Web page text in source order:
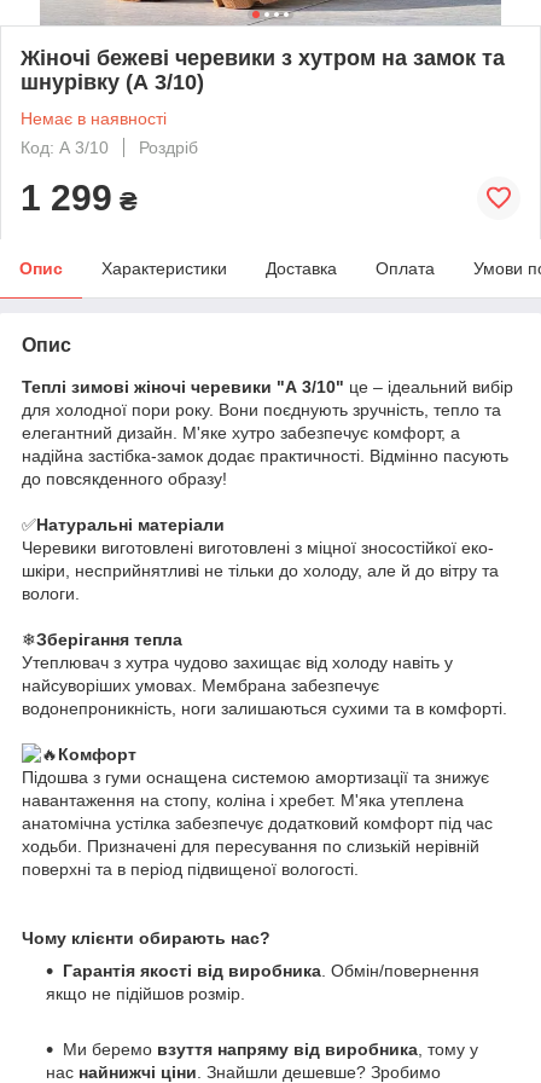
Жіночі бежеві черевики з хутром на замок та
шнурівку (А 3/10)
Немає в наявності
Код: А 3/10
Роздріб
1 299 ₴
Опис Характеристики Доставка Оплата Умови
Опис
Теплі зимові жіночі черевики "А 3/10" це – ідеальний вибір
для холодної пори року. Вони поєднують зручність, тепло та
елегантний дизайн. М'яке хутро забезпечує комфорт, а
надійна застібка-замок додає практичності. Відмінно пасують
до повсякденного образу!
✅Натуральні матеріали
Черевики виготовлені виготовлені з міцної зносостійкої еко-
шкіри, несприйнятливі не тільки до холоду, але й до вітру та
вологи.
❄Зберігання тепла
Утеплювач з хутра чудово захищає від холоду навіть у
найсуворіших умовах. Мембрана забезпечує
водонепроникність, ноги залишаються сухими та в комфорті.
Комфорт
Підошва з гуми оснащена системою амортизації та знижує
навантаження на стопу, коліна і хребет. М'яка утеплена
анатомічна устілка забезпечує додатковий комфорт під час
ходьби. Призначені для пересування по слизькій нерівній
поверхні та в період підвищеної вологості.
Чому клієнти обирають нас?
Гарантія якості від виробника . Обмін/повернення
якщо не підійшов розмір.
Ми беремо взуття напряму від виробника , тому у
нас найнижчі ціни . Знайшли дешевше? Зробимо